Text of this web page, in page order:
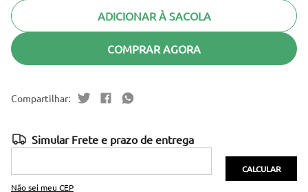
ADICIONAR À SACOLA
COMPRAR AGORA
Não sei meu CEP